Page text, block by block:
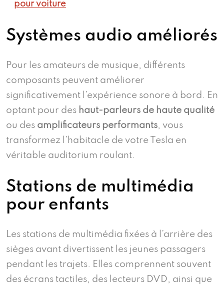
pour voiture
Systèmes audio améliorés
Pour les amateurs de musique, différents
composants peuvent améliorer
significativement l’expérience sonore à bord. En
optant pour des haut-parleurs de haute qualité
ou des amplificateurs performants, vous
transformez l’habitacle de votre Tesla en
véritable auditorium roulant.
Stations de multimédia
pour enfants
Les stations de multimédia fixées à l’arrière des
sièges avant divertissent les jeunes passagers
pendant les trajets. Elles comprennent souvent
des écrans tactiles, des lecteurs DVD, ainsi que